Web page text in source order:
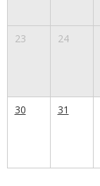
23 24
30 31